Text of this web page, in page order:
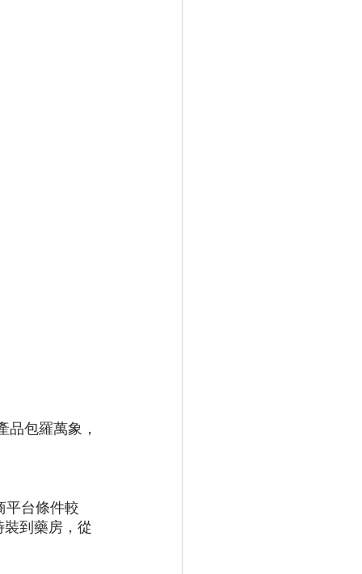
品包羅萬象，
平台條件較
到藥房，從